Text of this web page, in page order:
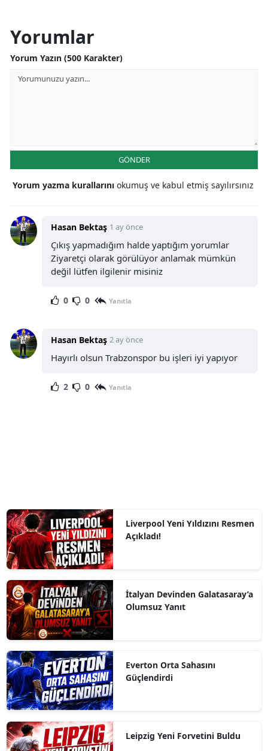
Yorumlar
Yorum Yazın (500 Karakter)
GÖNDER
Yorum yazma kurallarını okumuş ve kabul etmiş sayılırsınız
Hasan Bektaş 1 ay önce
Çıkış yapmadığım halde yaptığım yorumlar
Ziyaretçi olarak görülüyor anlamak mümkün
değil lütfen ilgilenir misiniz
0 0 Yanıtla
Hasan Bektaş 2 ay önce
Hayırlı olsun Trabzonspor bu işleri iyi yapıyor
2 0 Yanıtla
Liverpool Yeni Yıldızını Resmen
Açıkladı!
İtalyan Devinden Galatasaray’a
Olumsuz Yanıt
Everton Orta Sahasını
Güçlendirdi
Leipzig Yeni Forvetini Buldu